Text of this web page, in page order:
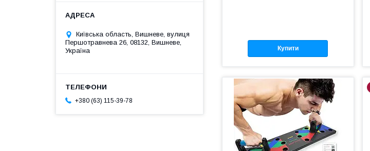
Купити
Київська область, Вишневе, вулиця
Першотравнева 26, 08132, Вишневе,
Україна
+380 (63) 115-39-78